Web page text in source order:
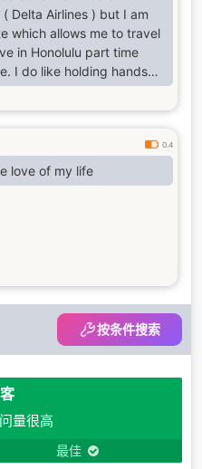
Delta Airlines ) but I am
which allows me to travel
in Honolulu part time
affection.
0.4
love of my life
按条件搜索
量很高
最佳